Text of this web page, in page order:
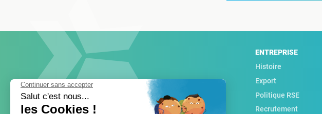
ENTREPRISE
Histoire
Export
Politique RSE
Recrutement